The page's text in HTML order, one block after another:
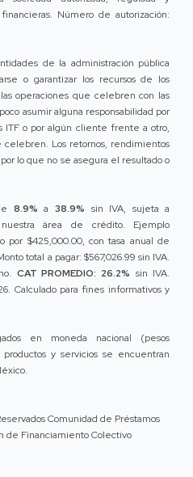
Número de autorización:
de la administración pública
o garantizar los recursos de los
operaciones que celebren con las
asumir alguna responsabilidad por
ITF o por algún cliente frente a otro,
Los retornos, rendimientos
lo que no se asegura el resultado o
8.9% a 38.9% sin IVA, sujeta a
área de crédito. Ejemplo
por $425,000.00, con tasa anual de
total a pagar: $567,026.99 sin IVA.
CAT PROMEDIO: 26.2% sin IVA.
Calculado para fines informativos y
en moneda nacional (pesos
productos y servicios se encuentran
Comunidad de Préstamos
de Financiamiento Colectivo